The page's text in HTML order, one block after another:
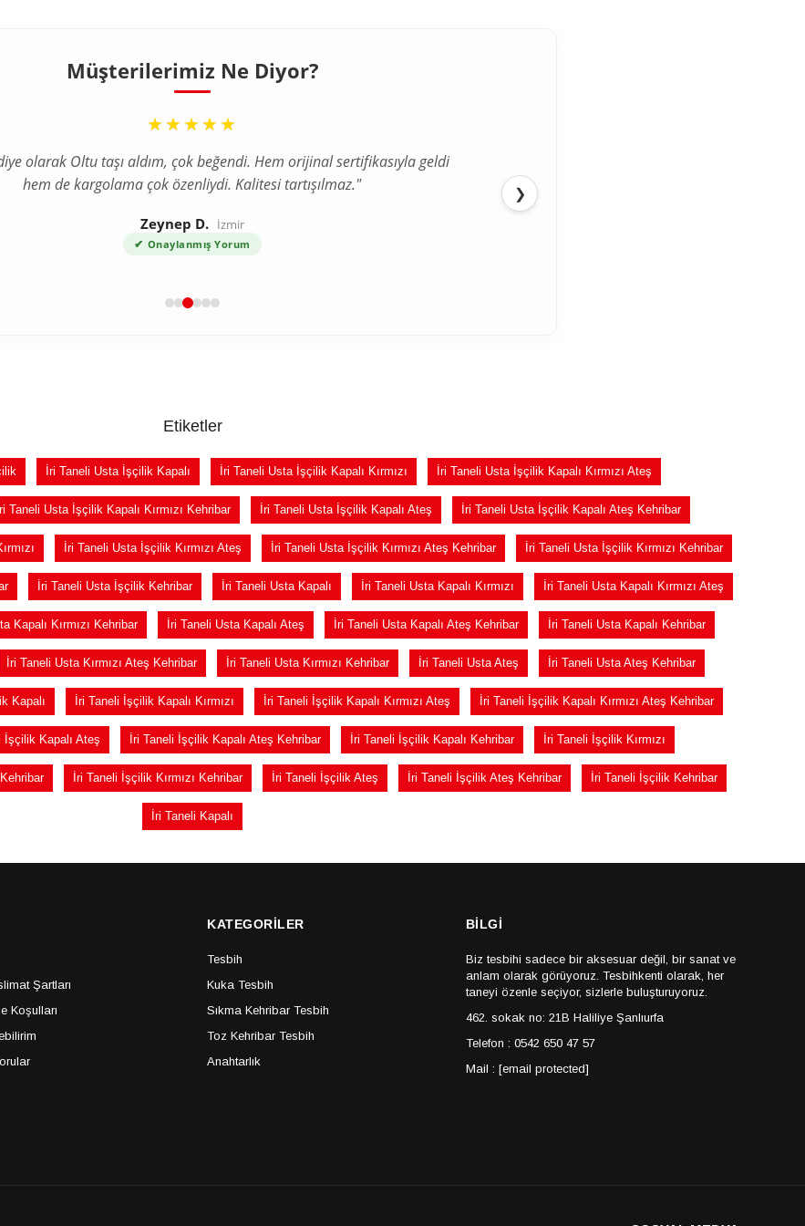
Müşterilerimiz Ne Diyor?
“
★★★★★
olarak Oltu taşı aldım, çok beğendi. Hem orijinal sertifikasıyla geldi
hem de kargolama çok özenliydi. Kalitesi tartışılmaz."
Zeynep D. İzmir
✔ Onaylanmış Yorum
❯
Etiketler
İri Taneli Usta İşçilik Kapalı İri Taneli Usta İşçilik Kapalı Kırmızı İri Taneli Usta İşçilik Kapalı Kırmızı Ateş
İri Taneli Usta İşçilik Kapalı Kırmızı Kehribar İri Taneli Usta İşçilik Kapalı Ateş İri Taneli Usta İşçilik Kapalı Ateş Kehribar
İri Taneli Usta İşçilik Kırmızı Ateş İri Taneli Usta İşçilik Kırmızı Ateş Kehribar İri Taneli Usta İşçilik Kırmızı Kehribar
İri Taneli Usta İşçilik Kehribar İri Taneli Usta Kapalı İri Taneli Usta Kapalı Kırmızı İri Taneli Usta Kapalı Kırmızı Ateş
Kapalı Kırmızı Kehribar İri Taneli Usta Kapalı Ateş İri Taneli Usta Kapalı Ateş Kehribar İri Taneli Usta Kapalı Kehribar
İri Taneli Usta Kırmızı Ateş Kehribar İri Taneli Usta Kırmızı Kehribar İri Taneli Usta Ateş İri Taneli Usta Ateş Kehribar
Kapalı İri Taneli İşçilik Kapalı Kırmızı İri Taneli İşçilik Kapalı Kırmızı Ateş İri Taneli İşçilik Kapalı Kırmızı Ateş Kehribar
İşçilik Kapalı Ateş İri Taneli İşçilik Kapalı Ateş Kehribar İri Taneli İşçilik Kapalı Kehribar İri Taneli İşçilik Kırmızı
İri Taneli İşçilik Kırmızı Kehribar İri Taneli İşçilik Ateş İri Taneli İşçilik Ateş Kehribar İri Taneli İşçilik Kehribar
İri Taneli Kapalı
Şartları
Koşulları
KATEGORİLER
Tesbih
Kuka Tesbih
Sıkma Kehribar Tesbih
Toz Kehribar Tesbih
Anahtarlık
BİLGİ
Biz tesbihi sadece bir aksesuar değil, bir sanat ve
anlam olarak görüyoruz. Tesbihkenti olarak, her
taneyi özenle seçiyor, sizlerle buluşturuyoruz.
462. sokak no: 21B Haliliye Şanlıurfa
Telefon : 0542 650 47 57
Mail : [email protected]